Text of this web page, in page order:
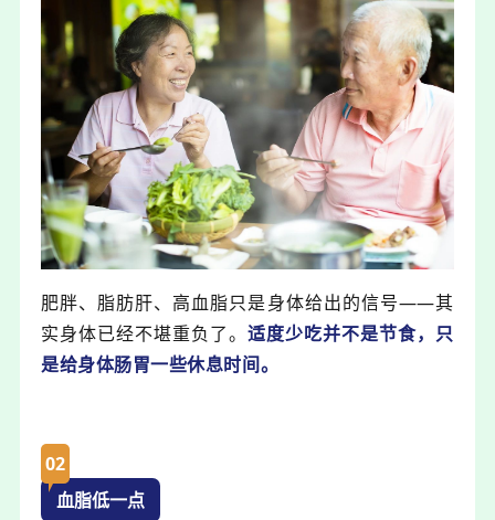
肥胖、脂肪肝、高血脂只是身体给出的信号——其
实身体已经不堪重负了。适度少吃并不是节食，只
是给身体肠胃一些休息时间。
02
血脂低一点